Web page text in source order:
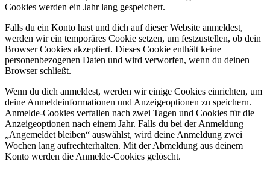
Cookies werden ein Jahr lang gespeichert.
Falls du ein Konto hast und dich auf dieser Website anmeldest,
werden wir ein temporäres Cookie setzen, um festzustellen, ob dein
Browser Cookies akzeptiert. Dieses Cookie enthält keine
personenbezogenen Daten und wird verworfen, wenn du deinen
Browser schließt.
Wenn du dich anmeldest, werden wir einige Cookies einrichten, um
deine Anmeldeinformationen und Anzeigeoptionen zu speichern.
Anmelde-Cookies verfallen nach zwei Tagen und Cookies für die
Anzeigeoptionen nach einem Jahr. Falls du bei der Anmeldung
„Angemeldet bleiben“ auswählst, wird deine Anmeldung zwei
Wochen lang aufrechterhalten. Mit der Abmeldung aus deinem
Konto werden die Anmelde-Cookies gelöscht.